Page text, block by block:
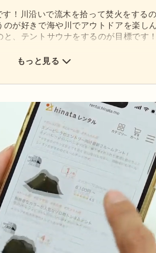
！川沿いで流木を拾って焚火をする
のが好きで海や川でアウトドアを楽し
、テントサウナをするのが目標です！
もっと見る